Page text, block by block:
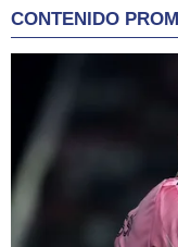
CONTENIDO